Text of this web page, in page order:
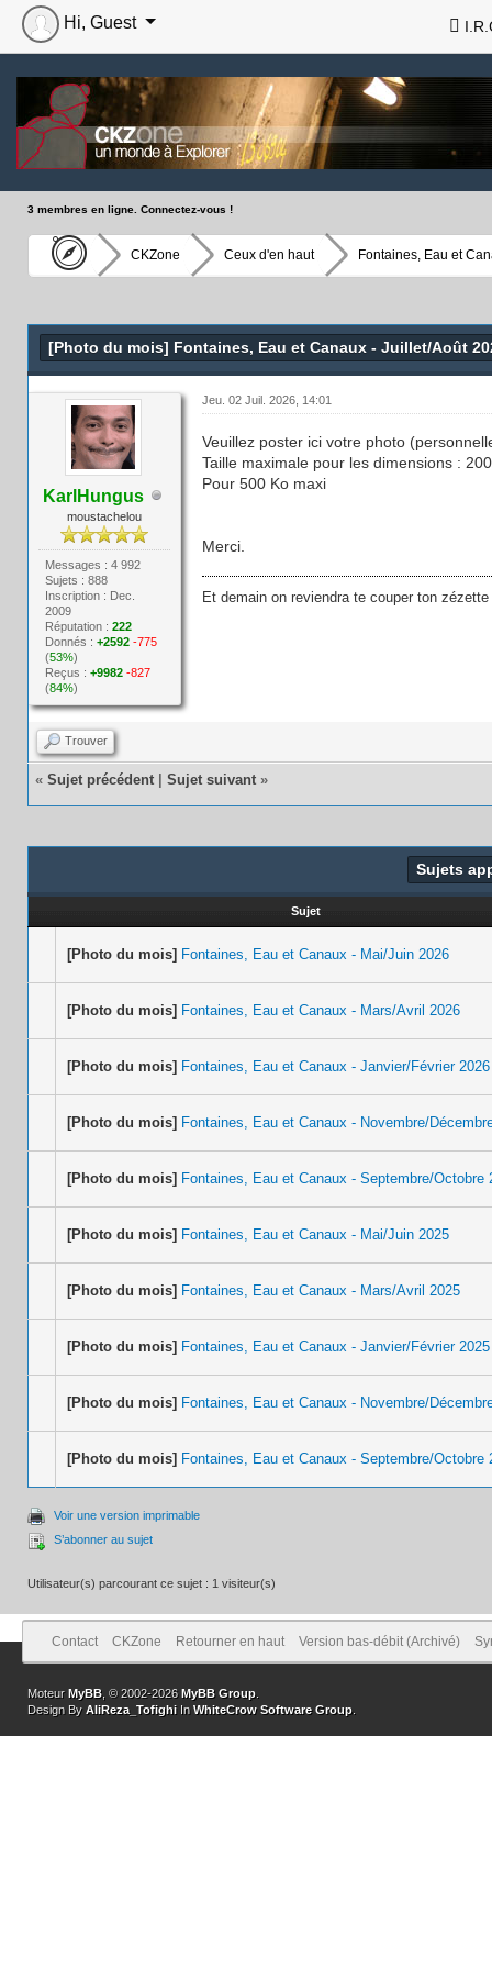
Hi, Guest
3 membres en ligne. Connectez-vous !
CKZone Ceux d'en haut Fontaines, Eau et
[Photo du mois] Fontaines, Eau et Canaux - Juillet/Août
KarlHungus
moustachelou
Messages : 4 992
Sujets : 888
Inscription : Dec.
2009
Réputation :222
Donnés :+2592 -775
(53%)
Reçus :+9982 -827
(84%)
Jeu. 02 Juil. 2026, 14:01
Veuillez poster ici votre photo
Taille maximale pour les dimensions :
Pour 500 Ko maxi
Merci.
Et demain on reviendra te couper ton zézette
Trouver
« Sujet précédent Sujet suivant »
Sujets
Sujet
[Photo du mois] Fontaines, Eau et Canaux - Mai/Juin 2026
[Photo du mois] Fontaines, Eau et Canaux - Mars/Avril 2026
[Photo du mois] Fontaines, Eau et Canaux - Janvier/Février 2026
[Photo du mois] Fontaines, Eau et Canaux - Novembre/
[Photo du mois] Fontaines, Eau et Canaux - Septembre/Octobre
[Photo du mois] Fontaines, Eau et Canaux - Mai/Juin 2025
[Photo du mois] Fontaines, Eau et Canaux - Mars/Avril 2025
[Photo du mois] Fontaines, Eau et Canaux - Janvier/Février 2025
[Photo du mois] Fontaines, Eau et Canaux - Novembre/
[Photo du mois] Fontaines, Eau et Canaux - Septembre/Octobre
Voir une version imprimable
S’abonner au sujet
Utilisateur(s) parcourant ce sujet : 1 visiteur(s)
Contact CKZone Retourner en haut Version bas-débit (Archivé)
Moteur MyBB , © 2002-2026MyBB Group
Design By AliReza_Tofighi In WhiteCrow Software Group